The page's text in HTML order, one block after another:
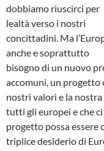
dobbiamo riuscirci per
lealtà verso i nostri
concittadini. Ma
anche e soprattutto
bisogno di un nuovo
accomuni, un progetto
nostri valori e la
tutti gli europei e che
progetto possa essere
triplice desiderio di